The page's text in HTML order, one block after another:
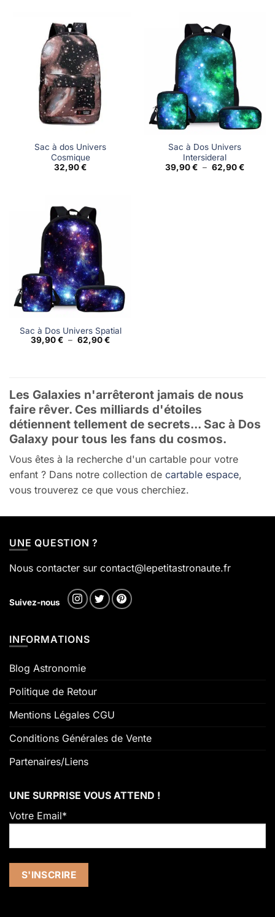
Sac à dos Univers
Cosmique
32,90€
Sac à Dos Univers
Intersideral
39,90€ – 62,90€Plage
Sac à Dos Univers Spatial
39,90€ – 62,90€Plage
Les Galaxies n'arrêteront jamais de nous
faire rêver. Ces milliards d'étoiles
détiennent tellement de secrets... Sac à Dos
Galaxy pour tous les fans du cosmos.
Vous êtes à la recherche d'un cartable pour votre
enfant ? Dans notre collection de cartable espace,
vous trouverez ce que vous cherchiez.
UNE QUESTION ?
Nous contacter sur contact@lepetitastronaute.fr
Suivez-nous
INFORMATIONS
Blog Astronomie
Politique de Retour
Mentions Légales CGU
Conditions Générales de Vente
Partenaires/Liens
UNE SURPRISE VOUS ATTEND !
Votre Email*